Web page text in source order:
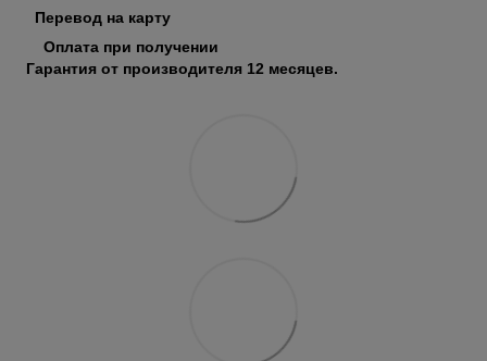
Перевод на карту
Оплата при получении
Гарантия от производителя 12 месяцев.